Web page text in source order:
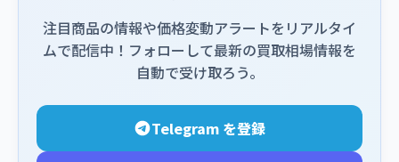
注目商品の情報や価格変動アラートをリアルタイ
ムで配信中！フォローして最新の買取相場情報を
自動で受け取ろう。
Telegram を登録